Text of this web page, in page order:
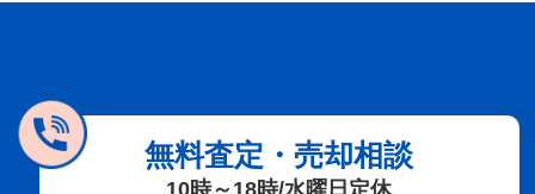
無料査定・売却相談